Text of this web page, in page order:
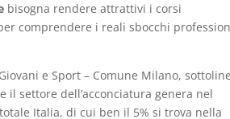
bisogna rendere attrattivi i corsi
comprendere i reali sbocchi
e Sport – Comune Milano,
il settore dell’acconciatura genera nel
Italia, di cui ben il 5% si trova nella